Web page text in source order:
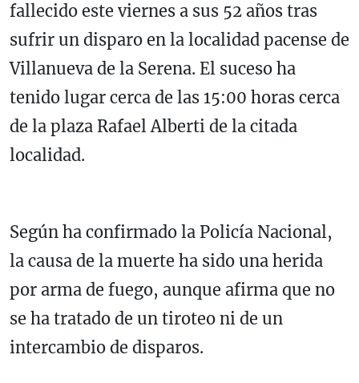
fallecido este viernes a sus 52 años tras
sufrir un disparo en la localidad pacense de
Villanueva de la Serena. El suceso ha
tenido lugar cerca de las 15:00 horas cerca
de la plaza Rafael Alberti de la citada
localidad.
Según ha confirmado la Policía Nacional,
la causa de la muerte ha sido una herida
por arma de fuego, aunque afirma que no
se ha tratado de un tiroteo ni de un
intercambio de disparos.